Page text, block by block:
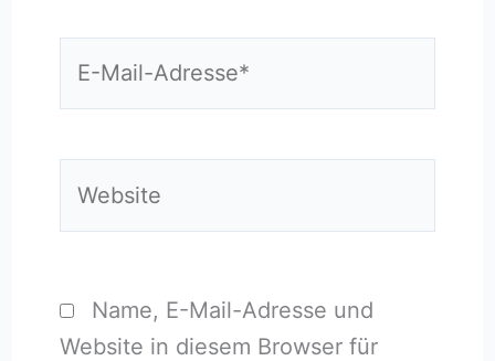
Name, E-Mail-Adresse und
Website in diesem Browser für